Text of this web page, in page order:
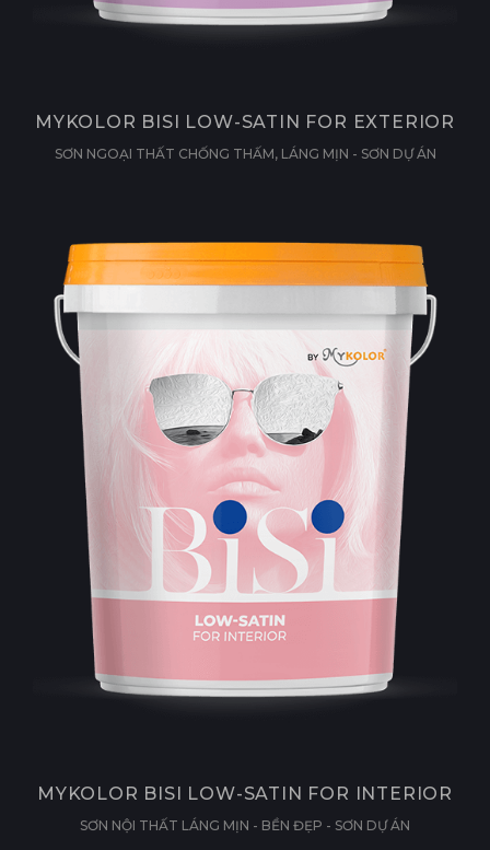
MYKOLOR BISI LOW-SATIN FOR EXTERIOR
SƠN NGOẠI THẤT CHỐNG THẤM, LÁNG MỊN - SƠN DỰ ÁN
MYKOLOR BISI LOW-SATIN FOR INTERIOR
SƠN NỘI THẤT LÁNG MỊN - BỀN ĐẸP - SƠN DỰ ÁN